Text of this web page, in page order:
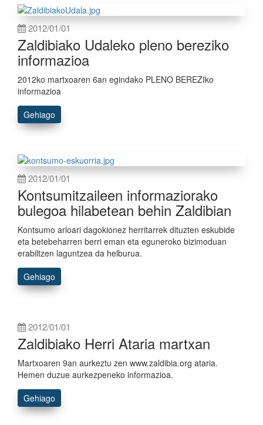
2012/01/01
Zaldibiako Udaleko pleno bereziko
informazioa
2012ko martxoaren 6an egindako PLENO BEREZIko
informazioa
Gehiago
2012/01/01
Kontsumitzaileen informaziorako
bulegoa hilabetean behin Zaldibian
Kontsumo arloari dagokionez herritarrek dituzten eskubide
eta betebeharren berri eman eta eguneroko bizimoduan
erabiltzen laguntzea da helburua.
Gehiago
2012/01/01
Zaldibiako Herri Ataria martxan
Martxoaren 9an aurkeztu zen www.zaldibia.org ataria.
Hemen duzue aurkezpeneko informazioa.
Gehiago